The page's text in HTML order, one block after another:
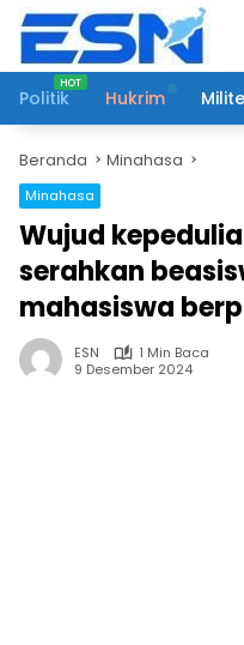
Langsung
konten
Politik
Hukrim
Beranda Minahasa
Minahasa
Wujud
serahkan
mahasiswa
ESN
1 Min Baca
9 Desember 2024